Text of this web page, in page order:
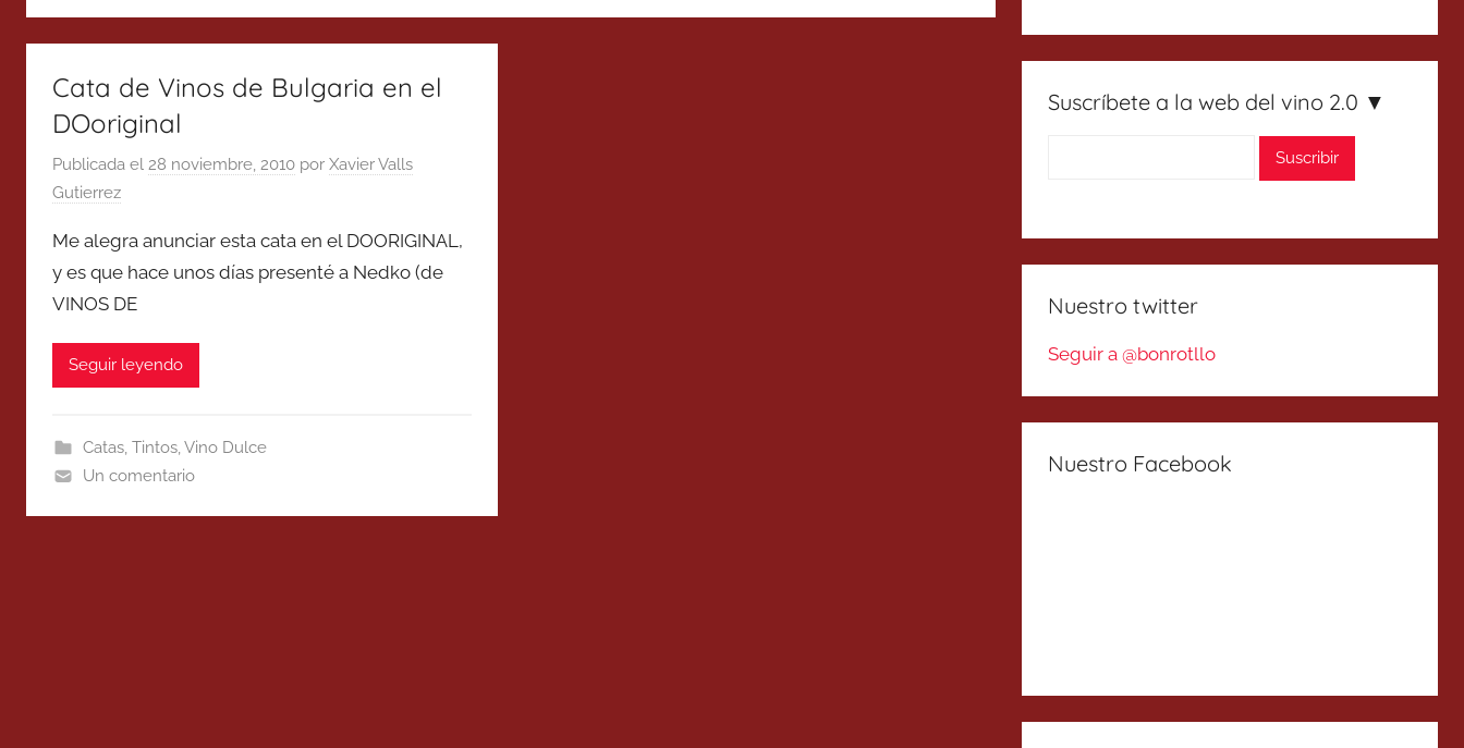
Cata de Vinos de Bulgaria en el
DOoriginal
Publicada el 28 noviembre, 2010 por Xavier Valls
Gutierrez
Me alegra anunciar esta cata en el DOORIGINAL,
y es que hace unos días presenté a Nedko (de
VINOS DE
Seguir leyendo
Catas, Tintos,Vino Dulce
Un comentario
Suscríbete a la web del vino 2.0 ▼
Nuestro twitter
Seguir a @bonrotllo
Nuestro Facebook